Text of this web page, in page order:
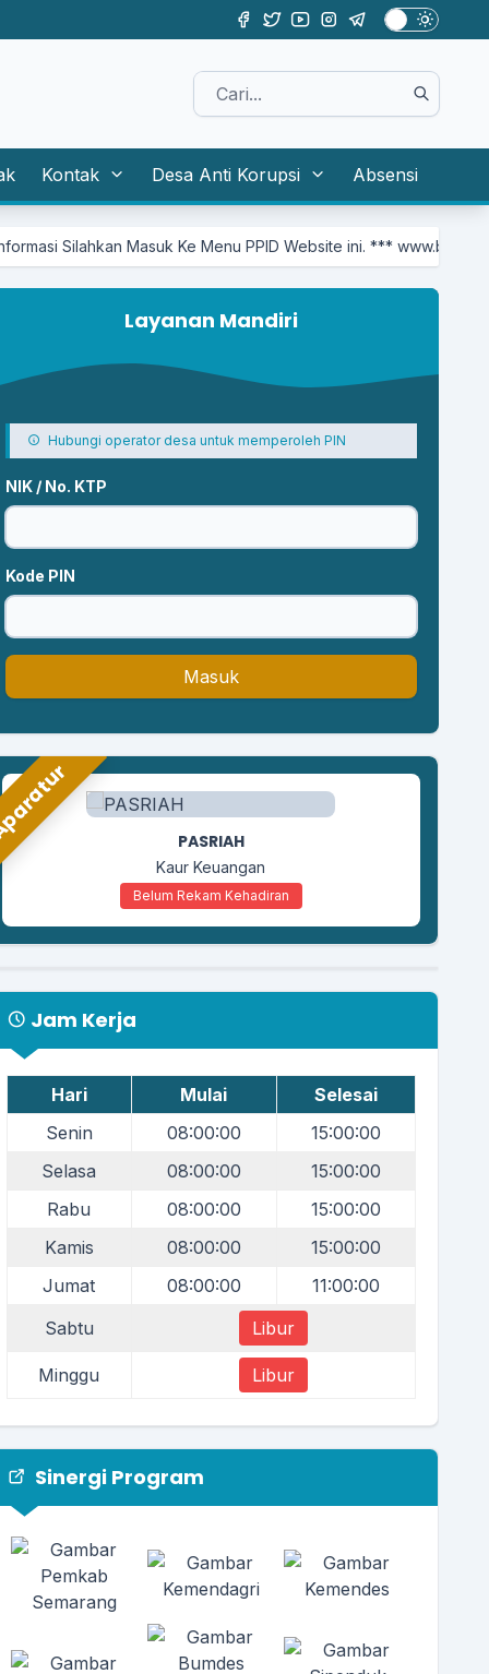
Kontak Desa Anti Korupsi Absensi
Masuk Ke Menu PPID Website ini. *** www.bancak.id/first/
Layanan Mandiri
Hubungi operator desa untuk memperoleh PIN
NIK / No. KTP
Kode PIN
Masuk
LILIK SUSANTO
Kaur Umum Perencanaan
Belum Rekam Kehadiran
Jam Kerja
Hari Mulai
Selesai
Senin
08:00:00
15:00:00
Selasa
08:00:00
15:00:00
Rabu
08:00:00
15:00:00
Kamis
08:00:00
15:00:00
Jumat
08:00:00
11:00:00
Sabtu
Libur
Minggu Libur
Sinergi Program